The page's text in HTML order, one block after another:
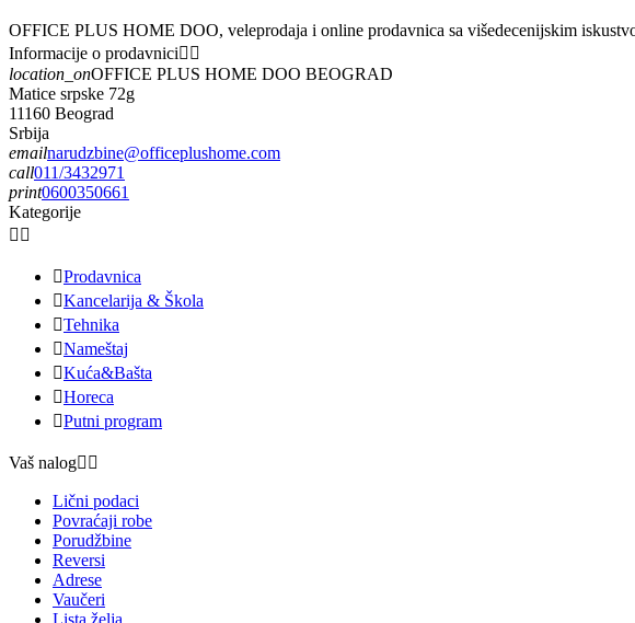
OFFICE PLUS HOME DOO, veleprodaja i online prodavnica sa višedecenijskim
Informacije o prodavnici 
location_onOFFICE PLUS HOME DOO BEOGRAD
Matice srpske 72g
11160 Beograd
Srbija
emailnarudzbine@officeplushome.com
call011/3432971
print0600350661
Kategorije
 
Prodavnica
Kancelarija & Škola
Tehnika
Nameštaj
Kuća&Bašta
Horeca
Putni program
Vaš nalog 
Lični podaci
Povraćaji robe
Porudžbine
Reversi
Adrese
Vaučeri
Lista želja